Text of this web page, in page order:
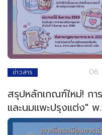
ข่าวสาร 06
สรุปหลักเกณฑ์ใหม่! กา
และนมแพะปรุงแต่ง"